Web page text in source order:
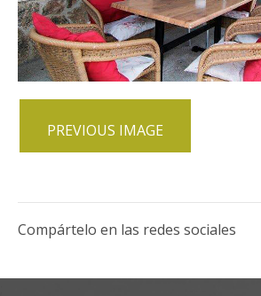
PREVIOUS IMAGE
Compártelo en las redes sociales